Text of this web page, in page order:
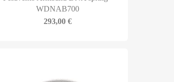
WDNAB700
293,00 €